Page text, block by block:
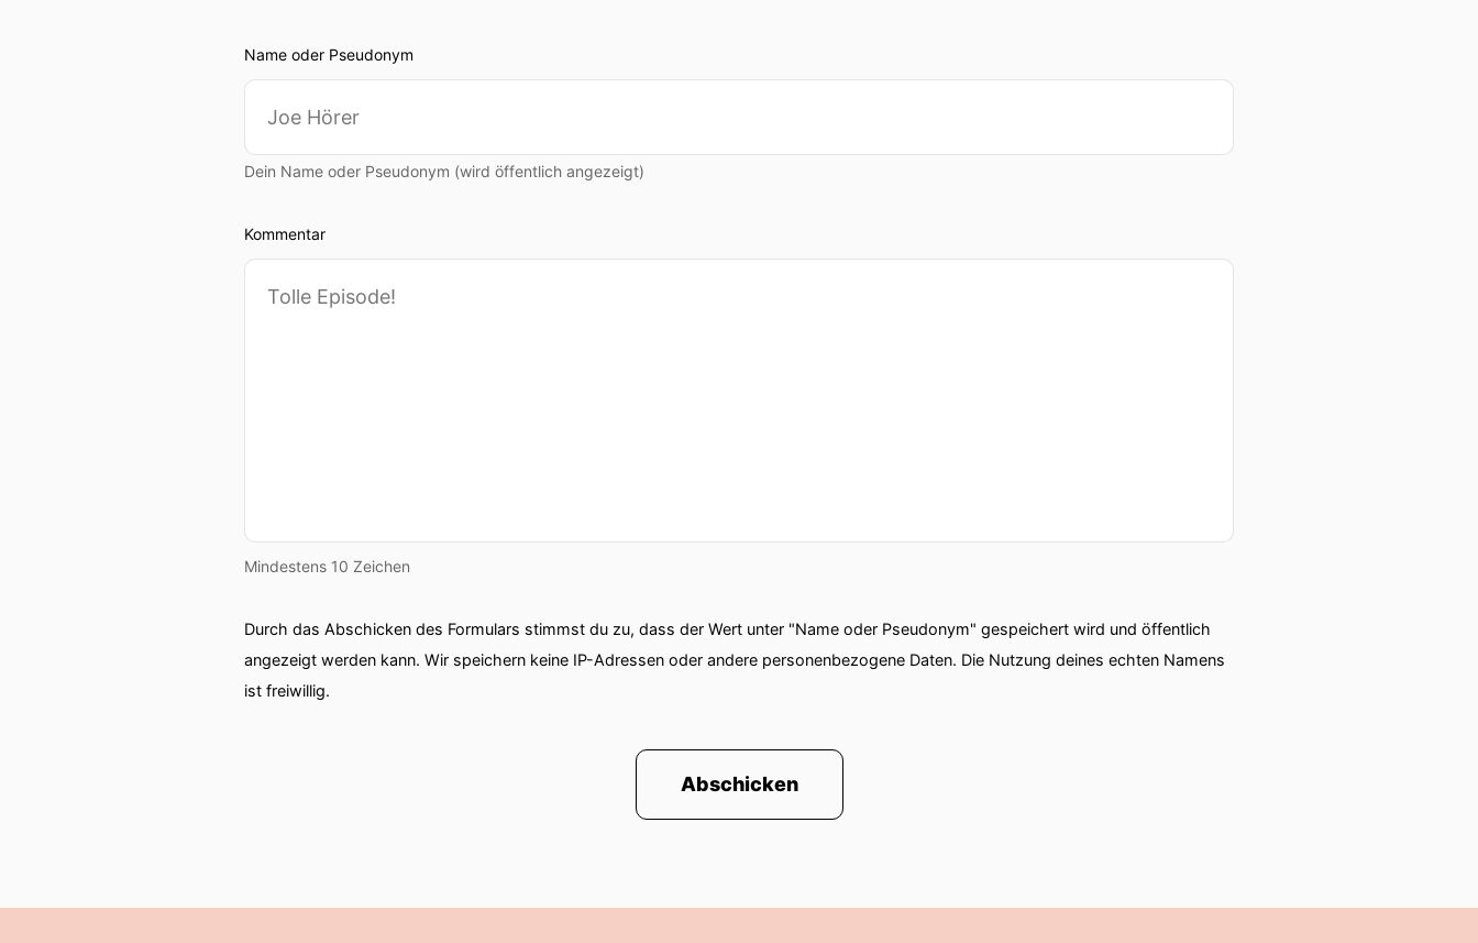
Name oder Pseudonym
Dein Name oder Pseudonym (wird öffentlich angezeigt)
Kommentar
Mindestens 10 Zeichen
Durch das Abschicken des Formulars stimmst du zu, dass der Wert unter "Name oder Pseudonym" gespeichert wird und öffentlich
angezeigt werden kann. Wir speichern keine IP-Adressen oder andere personenbezogene Daten. Die Nutzung deines echten Namens
ist freiwillig.
Abschicken